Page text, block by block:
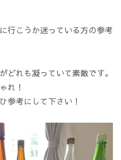
行こうか迷っている方の参考
どれも凝っていて素敵です。
れ！
参考にして下さい！